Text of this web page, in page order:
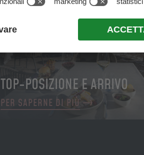
TOP-POSIZIONE E ARRIVO
PER SAPERNE DI PIÙ